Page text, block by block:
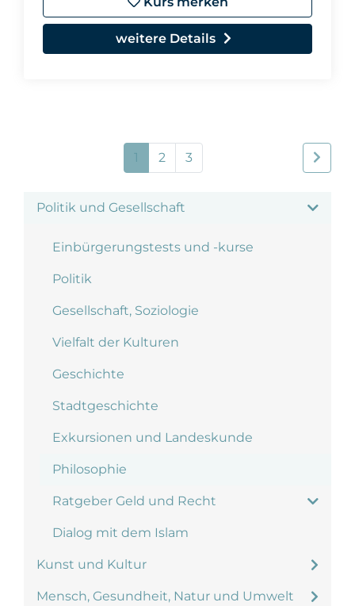
Politik und Gesellschaft
Einbürgerungstests und -kurse
Politik
Gesellschaft, Soziologie
Vielfalt der Kulturen
Geschichte
Stadtgeschichte
Exkursionen und Landeskunde
Philosophie
Ratgeber Geld und Recht
Dialog mit dem Islam
Kunst und Kultur
Mensch, Gesundheit, Natur und Umwelt
weitere Details
1 2 3